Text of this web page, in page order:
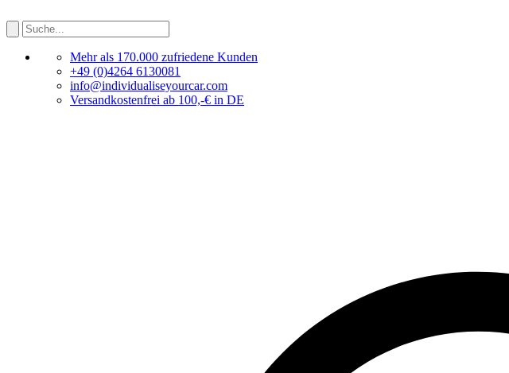
Mehr als 170.000 zufriedene Kunden
+49 (0)4264 6130081
info@individualiseyourcar.com
Versandkostenfrei ab 100,-€ in DE